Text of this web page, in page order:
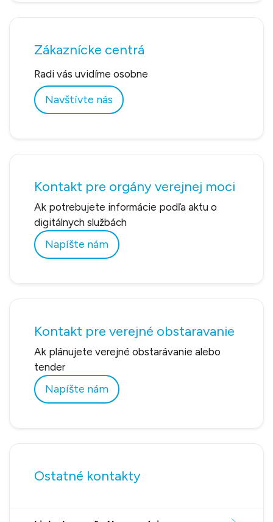
Zákaznícke centrá
Radi vás uvidíme osobne
Navštívte nás
Kontakt pre orgány verejnej moci
Ak potrebujete informácie podľa aktu o
digitálnych službách
Napíšte nám
Kontakt pre verejné obstaravanie
Ak plánujete verejné obstarávanie alebo
tender
Napíšte nám
Ostatné kontakty